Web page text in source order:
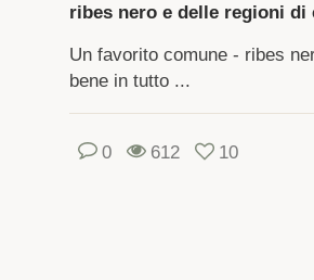
ribes nero e delle regioni di
Un favorito comune - ribes
bene in tutto ...
0 612 10